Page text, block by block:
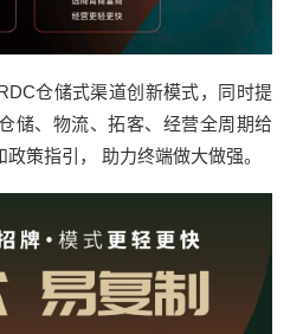
仓储式渠道创新模式，同时提
储、物流、拓客、经营全周期给
策指引， 助力终端做大做强。